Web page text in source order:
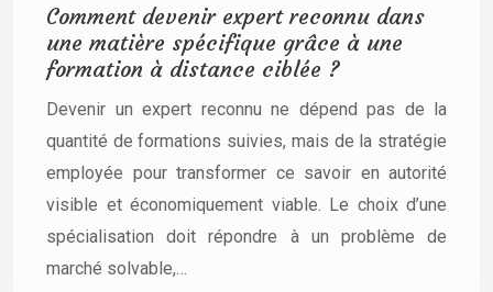
Comment devenir expert reconnu dans
une matière spécifique grâce à une
formation à distance ciblée ?
Devenir un expert reconnu ne dépend pas de la
quantité de formations suivies, mais de la stratégie
employée pour transformer ce savoir en autorité
visible et économiquement viable. Le choix d’une
spécialisation doit répondre à un problème de
marché solvable,…